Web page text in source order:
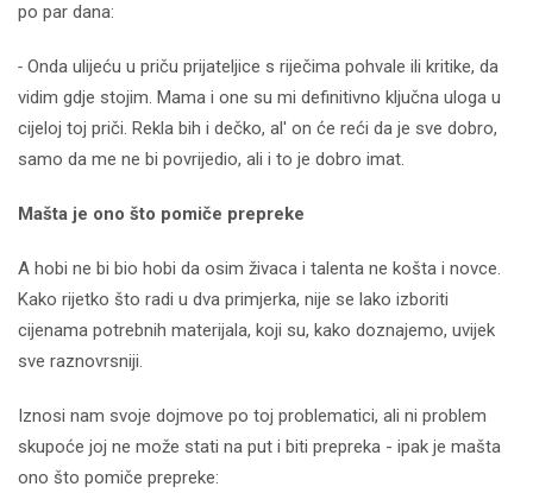
po par dana:
- Onda ulijeću u priču prijateljice s riječima pohvale ili kritike, da
vidim gdje stojim. Mama i one su mi definitivno ključna uloga u
cijeloj toj priči. Rekla bih i dečko, al' on će reći da je sve dobro,
samo da me ne bi povrijedio, ali i to je dobro imat.
Mašta je ono što pomiče prepreke
A hobi ne bi bio hobi da osim živaca i talenta ne košta i novce.
Kako rijetko što radi u dva primjerka, nije se lako izboriti
cijenama potrebnih materijala, koji su, kako doznajemo, uvijek
sve raznovrsniji.
Iznosi nam svoje dojmove po toj problematici, ali ni problem
skupoće joj ne može stati na put i biti prepreka - ipak je mašta
ono što pomiče prepreke: